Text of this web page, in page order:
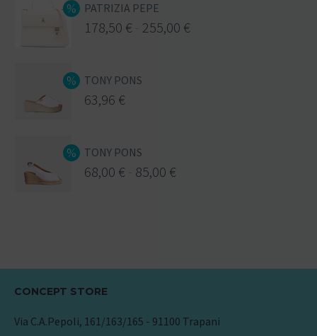
PATRIZIA PEPE
178,50 € 255,00 €
TONY PONS
63,96 €
TONY PONS
68,00 € 85,00 €
CONCEPT STORE
Via C.A.Pepoli, 161/163/165 - 91100 Trapani